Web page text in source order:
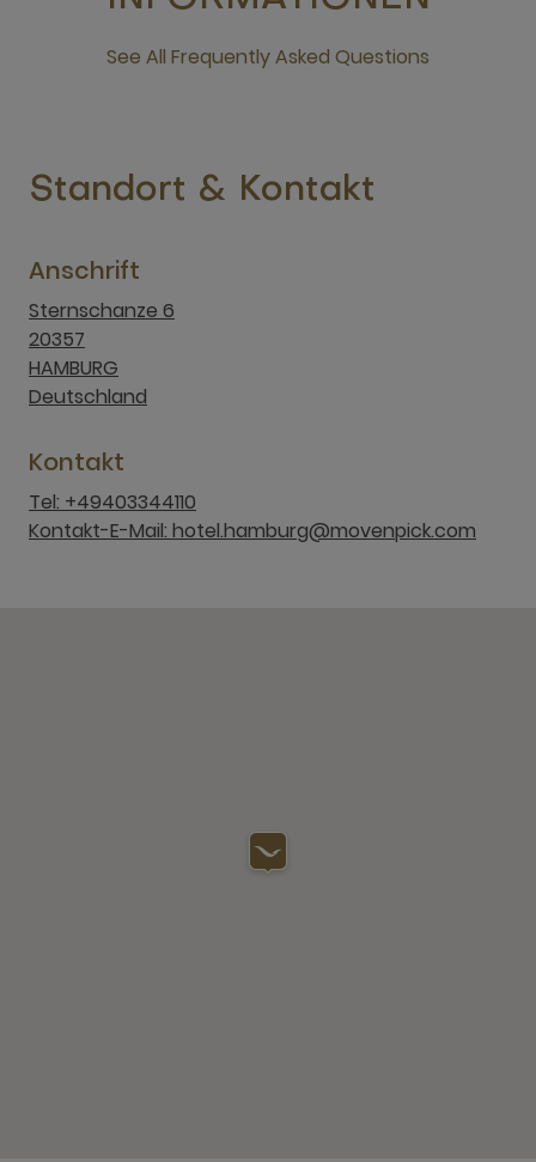
See All Frequently Asked Questions
Standort & Kontakt
Anschrift
Sternschanze 6
20357
HAMBURG
Deutschland
Kontakt
Tel: +49403344110
Kontakt-E-Mail: hotel.hamburg@movenpick.com